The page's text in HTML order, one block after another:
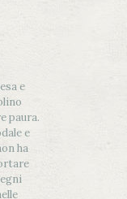
e
paura.
e
ha